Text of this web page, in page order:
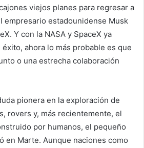
viejos planes para regresar a
empresario estadounidense Musk
Y con la NASA y SpaceX ya
ahora lo más probable es que
o una estrecha colaboración
pionera en la exploración de
rovers y, más recientemente, el
por humanos, el pequeño
en Marte. Aunque naciones como